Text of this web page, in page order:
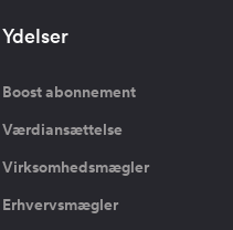
Ydelser
Boost abonnement
Værdiansættelse
Virksomhedsmægler
Erhvervsmægler